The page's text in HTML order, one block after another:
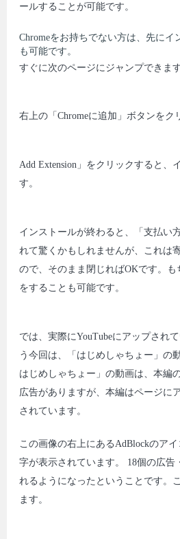
ールすることが可能です。
Chromeをお持ちでない方は、先にイ
も可能です。
すぐに次のページにジャンプできます
右上の「Chromeに追加」ボタンをク
Add Extension」をクリックすると、
す。
インストールが終わると、「支払い
れて驚くかもしれませんが、これは
ので、そのまま閉じればOKです。
をすることも可能です。
では、実際にYouTubeにアップされ
う今回は、「はじめしゃちょー」の
はじめしゃちょー」の動画は、本編
広告がありますが、本編はページに
されています。
この画像の右上にあるAdBlockのア
字が表示されています。 18個の広告
れるようになったということです。
ます。